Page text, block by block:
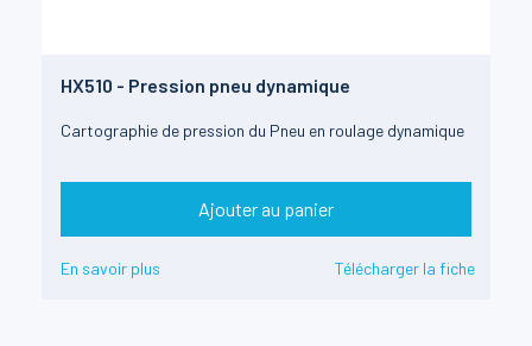
HX510 - Pression pneu dynamique
Cartographie de pression du Pneu en roulage dynamique
Ajouter au panier
En savoir plus Télécharger la fiche